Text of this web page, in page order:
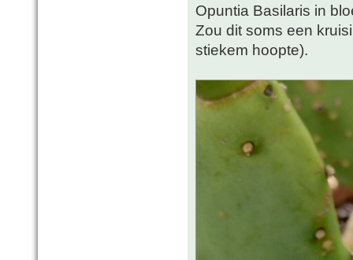
Opuntia Basilaris in
Zou dit soms een
stiekem hoopte).